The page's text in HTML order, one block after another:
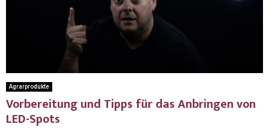
Agrarprodukte
Vorbereitung und Tipps für das Anbringen von
LED-Spots